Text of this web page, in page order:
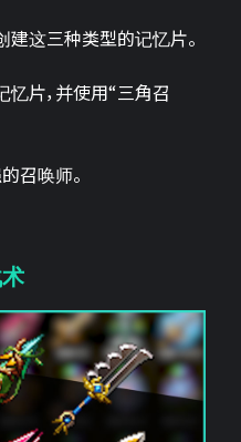
这三种类型的记忆片。
片，并使用“三角召
召唤师。